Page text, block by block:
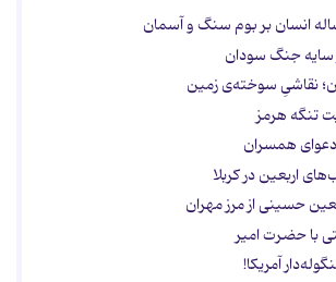
انسان بر بوم سنگ و آسمان
سایه جنگ سودان
نقاشیِ سوخته‌ی زمین
تنگه هرمز
اربعین در کربلا
حسینی از مرز مهران
با حضرت امیر
آمریکا!